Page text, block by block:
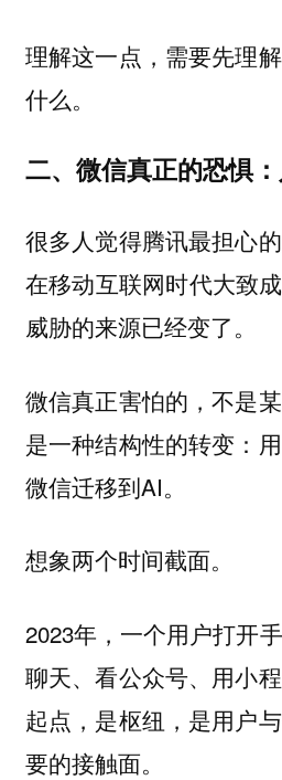
理解这一点，需要先理
什么。
二、微信真正的恐惧
很多人觉得腾讯最担心
在移动互联网时代大致
威胁的来源已经变了。
微信真正害怕的，不是
是一种结构性的转变：
微信迁移到AI。
想象两个时间截面。
2023年，一个用户打开
聊天、看公众号、用小
起点，是枢纽，是用户
要的接触面。